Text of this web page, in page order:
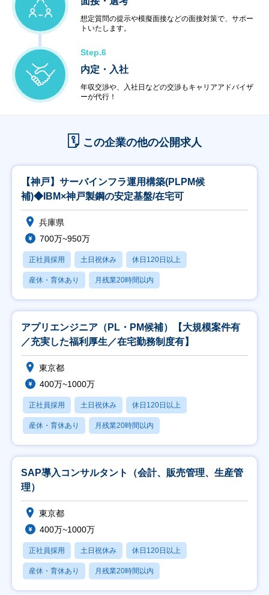
想定質問の提示や模擬面接などの面接対策で、サポー
トいたします。
Step.6
内定・入社
年収交渉や、入社日などの交渉もキャリアアドバイザ
ーが代行！
この企業の他の公開求人
【神戸】サーバインフラ運用構築(PLPM候
補)◆IBM×神戸製鋼の安定基盤/在宅可
兵庫県
700万~950万
正社員採用 土日祝休み 休日120日以上
産休・育休あり 月残業20時間以内
アプリエンジニア（PL・PM候補）【大規模案件有
／充実した福利厚生／在宅勤務制度有】
東京都
400万~1000万
正社員採用 土日祝休み 休日120日以上
産休・育休あり 月残業20時間以内
SAP導入コンサルタント（会計、販売管理、生産管
理）
東京都
400万~1000万
正社員採用 土日祝休み 休日120日以上
産休・育休あり 月残業20時間以内